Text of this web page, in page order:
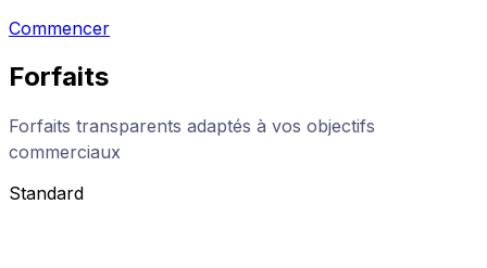
Commencer
Forfaits
Forfaits transparents adaptés à vos objectifs
commerciaux
Standard